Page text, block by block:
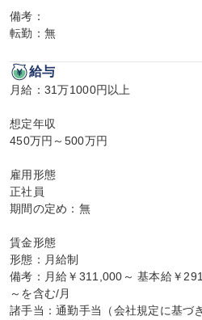
備考：
転勤：無
給与
月給：31万1000円以上
想定年収
450万円～500万円
雇用形態
正社員
期間の定め：無
賃金形態
形態：月給制
備考：月給￥311,000～ 基本給￥
～を含む/月
諸手当：通勤手当（会社規定に基づ